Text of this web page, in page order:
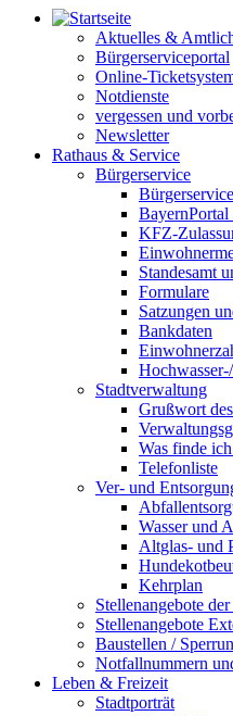
Aktuelles &
Bürgerserviceportal
Online-
Notdienste
vergessen und
Newsletter
Rathaus & Service
Bürgerservice
KFZ-
Standesamt
Formulare
Satzungen
Bankdaten
Stadtverwaltung
Grußwort
Was finde
Telefonliste
Ver- und
Wasser und
Altglas- und
Kehrplan
Stellenangebote
Stellenangebote
Baustellen /
Notfallnummern
Leben & Freizeit
Stadtporträt